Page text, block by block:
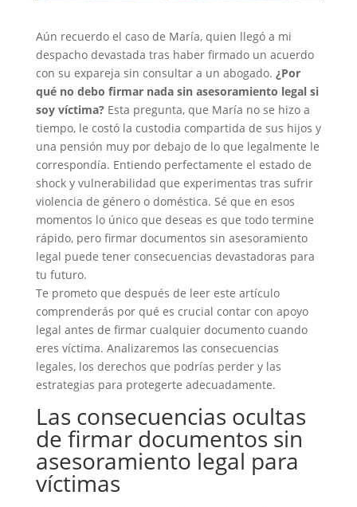
Aún recuerdo el caso de María, quien llegó a mi
despacho devastada tras haber firmado un acuerdo
con su expareja sin consultar a un abogado. ¿Por
qué no debo firmar nada sin asesoramiento legal si
soy víctima?Esta pregunta, que María no se hizo a
tiempo, le costó la custodia compartida de sus hijos y
una pensión muy por debajo de lo que legalmente le
correspondía. Entiendo perfectamente el estado de
shock y vulnerabilidad que experimentas tras sufrir
violencia de género o doméstica. Sé que en esos
momentos lo único que deseas es que todo termine
rápido, pero firmar documentos sin asesoramiento
legal puede tener consecuencias devastadoras para
tu futuro.
Te prometo que después de leer este artículo
comprenderás por qué es crucial contar con apoyo
legal antes de firmar cualquier documento cuando
eres víctima. Analizaremos las consecuencias
legales, los derechos que podrías perder y las
estrategias para protegerte adecuadamente.
Las consecuencias ocultas
de firmar documentos sin
asesoramiento legal para
víctimas